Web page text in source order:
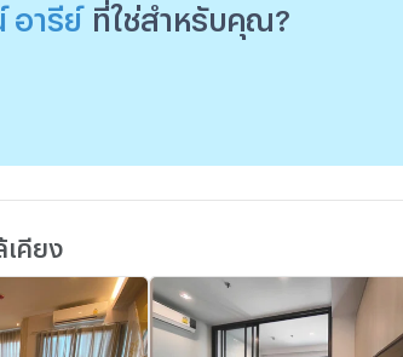
อารีย์ ที่ใช่สำหรับคุณ?
เคียง